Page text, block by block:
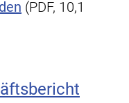
(PDF, 10,1